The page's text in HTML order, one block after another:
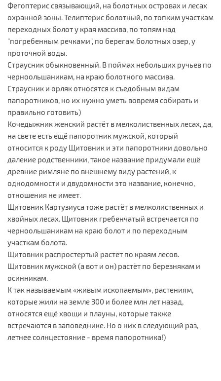
Фегоптерис связывающий, на болотных островах и лесах
охранной зоны. Телиптерис болотный, по топким участкам
переходных болот у края массива, по топям над
"погребенным речками", по берегам болотных озер, у
проточной воды.
Страусник обыкновенный. В поймах небольших ручьев по
черноольшаникам, на краю болотного массива.
Страусник и орляк относятся к съедобным видам
папоротников, но их нужно уметь вовремя собирать и
правильно готовить)
Кочедыжник женский растёт в мелколиственных лесах, да,
на свете есть ещё папоротник мужской, который
относится к роду Щитовник и эти папоротники довольно
далекие родственники, такое название придумали ещё
древние римляне по внешнему виду растений, к
однодомности и двудомности это название, конечно,
отношения не имеет.
Щитовник Картузиуса тоже растёт в мелколиственных и
хвойных лесах. Щитовник гребенчатый встречается по
черноольшаникам на краю болот и по переходным
участкам болота.
Щитовник распростертый растёт по краям лесов.
Щитовник мужской (а вот и он) растёт по березнякам и
осинникам.
К так называемым «живым ископаемым», растениям,
которые жили на земле 300 и более млн лет назад,
относятся ещё хвощи и плауны, которые также
встречаются в заповеднике. Но о них в следующий раз,
летнее солнцестояние - время папоротника!)